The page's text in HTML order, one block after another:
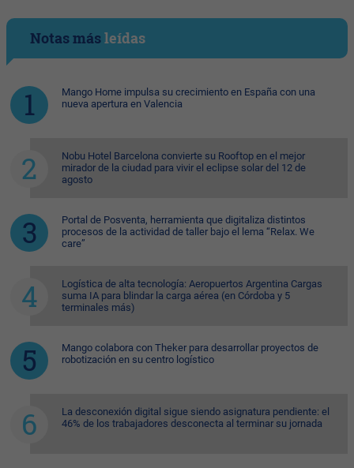
Notas másleídas
Mango Home impulsa su crecimiento en España con una
nueva apertura en Valencia
Nobu Hotel Barcelona convierte su Rooftop en el mejor
mirador de la ciudad para vivir el eclipse solar del 12 de
agosto
Portal de Posventa, herramienta que digitaliza distintos
procesos de la actividad de taller bajo el lema “Relax. We
care”
Logística de alta tecnología: Aeropuertos Argentina Cargas
suma IA para blindar la carga aérea (en Córdoba y 5
terminales más)
Mango colabora con Theker para desarrollar proyectos de
robotización en su centro logístico
La desconexión digital sigue siendo asignatura pendiente: el
46% de los trabajadores desconecta al terminar su jornada